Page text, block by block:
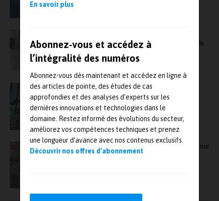
En savoir plus
Abonnez-vous et accédez à
l’intégralité des numéros
Abonnez-vous dès maintenant et accédez en ligne à
des articles de pointe, des études de cas
approfondies et des analyses d’experts sur les
dernières innovations et technologies dans le
domaine. Restez informé des évolutions du secteur,
améliorez vos compétences techniques et prenez
une longueur d’avance avec nos contenus exclusifs.
Découvrir nos offres d’abonnement
nationaux de métrologie signent le protocole
Les Arts et Métiers renouvellent leur
partenariat avec l’Ecole Navale
Centrale Lille Institut et Entalpic ensemble pour
accélérer la découverte de nouveaux